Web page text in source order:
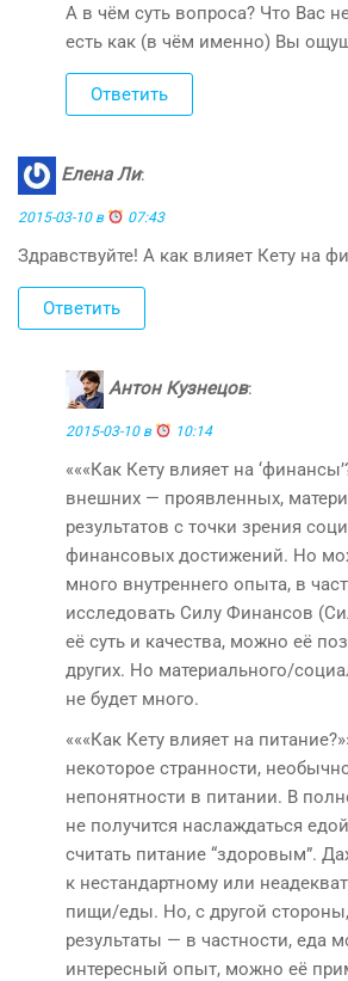
А в чём суть вопроса? Что Вас
есть как (в чём именно) Вы
Ответить
Елена Ли:
2015-03-10 в 07:43
Здравствуйте! А как влияет Кету на
Ответить
Антон Кузнецов:
2015-03-10 в 10:14
«««Как Кету влияет на
внешних — проявленных,
результатов с точки зрения
финансовых достижений. Но
много внутреннего опыта, в
исследовать Силу Финансов
её суть и качества, можно её
других. Но материального/
не будет много.
«««Как Кету влияет на
некоторое странности,
непонятности в питании. В
не получится наслаждаться
считать питание “здоровым”.
к нестандартному или
пищи/еды. Но, с другой
результаты — в частности, еда
интересный опыт, можно её